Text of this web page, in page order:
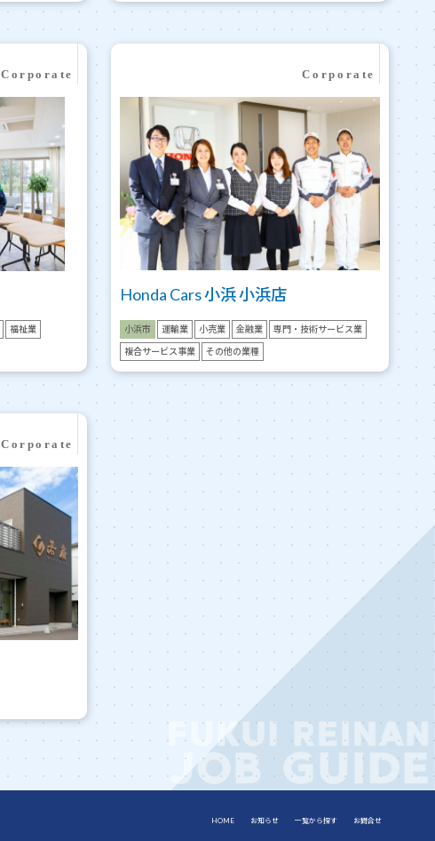
福祉業
Honda Cars 小浜 小浜店
小浜市 運輸業 小売業 金融業 専門・技術サービス業
複合サービス事業 その他の業種
HOME お知らせ 一覧から探す お問合せ